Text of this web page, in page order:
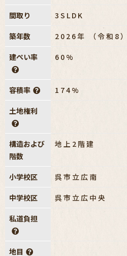
間取り 3SLDK
築年数 2026年 （令和8
建ぺい率 60%
容積率 174%
土地権利
構造および
階数
地上2階建
小学校区 呉市立広南
中学校区 呉市立広中央
私道負担
地目